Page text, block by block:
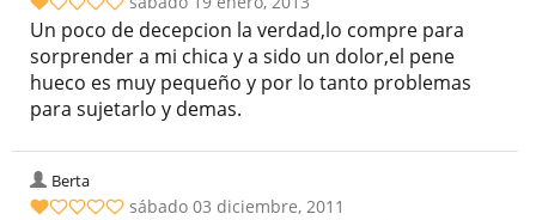
Un poco de decepcion la verdad,lo compre para
sorprender a mi chica y a sido un dolor,el pene
hueco es muy pequeño y por lo tanto problemas
para sujetarlo y demas.
Berta
sábado 03 diciembre, 2011